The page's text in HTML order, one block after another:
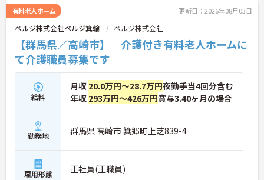
有料老人ホーム 更新日：2026年08月03日
ベルジ株式会社ベルジ箕輪 ベルジ株式会社
【群馬県／高崎市】 介護付き有料老人ホームに
て介護職員募集です
給料
月収 20.0万円～28.7万円夜勤手当4回分含む
年収 293万円～426万円賞与3.40ヶ月の場合
勤務地 群馬県 高崎市 箕郷町上芝839-4
雇用形態 正社員(正職員)